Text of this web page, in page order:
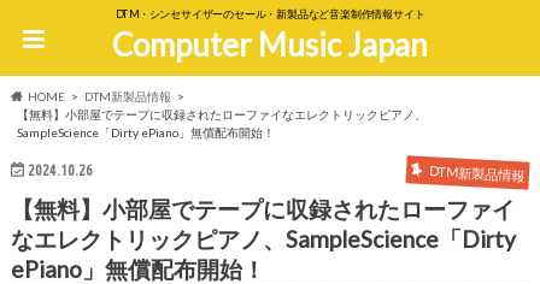
DTM・シンセサイザーのセール・新製品など音楽制作情報サイト
Computer Music Japan
HOME
DTM新製品情報
【無料】小部屋でテープに収録されたローファイなエレクトリックピアノ、
SampleScience「Dirty ePiano」無償配布開始！
2024.10.26 DTM新製品情報
【無料】小部屋でテープに収録されたローファイ
なエレクトリックピアノ、SampleScience「Dirty
ePiano」無償配布開始！